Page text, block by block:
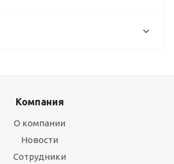
Компания
О компании
Новости
Сотрудники